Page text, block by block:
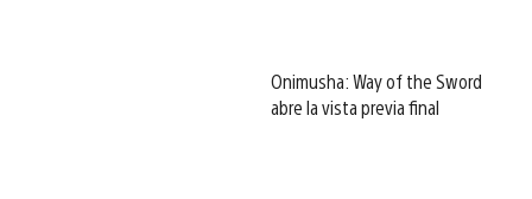
Onimusha: Way of the Sword
abre la vista previa final